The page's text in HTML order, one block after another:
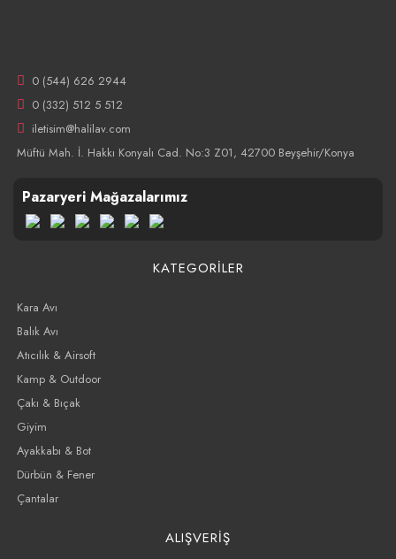
0 (544) 626 2944
0 (332) 512 5 512
iletisim@halilav.com
Müftü Mah. İ. Hakkı Konyalı Cad. No:3 Z01, 42700 Beyşehir/Konya
Pazaryeri Mağazalarımız
KATEGORİLER
Kara Avı
Balık Avı
Atıcılık & Airsoft
Kamp & Outdoor
Çakı & Bıçak
Giyim
Ayakkabı & Bot
Dürbün & Fener
Çantalar
ALIŞVERİŞ